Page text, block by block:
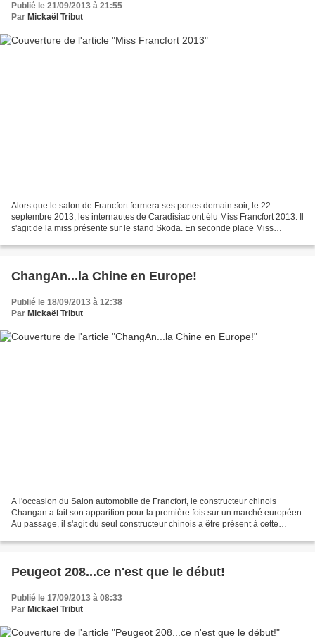
Publié le 21/09/2013 à 21:55
Par Mickaël Tribut
Alors que le salon de Francfort fermera ses portes demain soir, le 22
septembre 2013, les internautes de Caradisiac ont élu Miss Francfort 2013. Il
s'agit de la miss présente sur le stand Skoda. En seconde place Miss
ChangAn...la Chine en Europe!
Publié le 18/09/2013 à 12:38
Par Mickaël Tribut
A l'occasion du Salon automobile de Francfort, le constructeur chinois
Changan a fait son apparition pour la première fois sur un marché européen.
Au passage, il s'agit du seul constructeur chinois a être présent à cette
Peugeot 208...ce n'est que le début!
Publié le 17/09/2013 à 08:33
Par Mickaël Tribut